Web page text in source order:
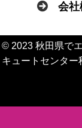
会社
© 2023 秋田県で
キュートセンター